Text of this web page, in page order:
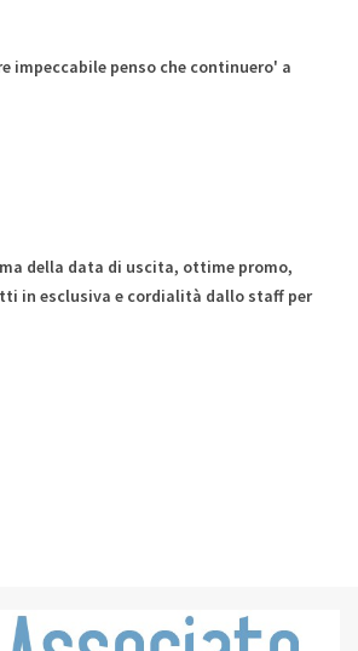
impeccabile penso che continuero' a
della data di uscita, ottime promo,
in esclusiva e cordialità dallo staff per